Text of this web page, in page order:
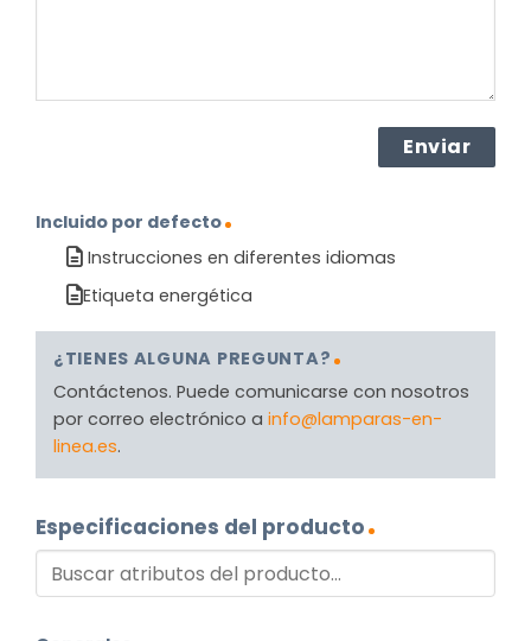
Incluido por defecto
Instrucciones en diferentes idiomas
Etiqueta energética
¿TIENES ALGUNA PREGUNTA?
Contáctenos. Puede comunicarse con nosotros
por correo electrónico a info@lamparas-en-
linea.es.
Especificaciones del producto